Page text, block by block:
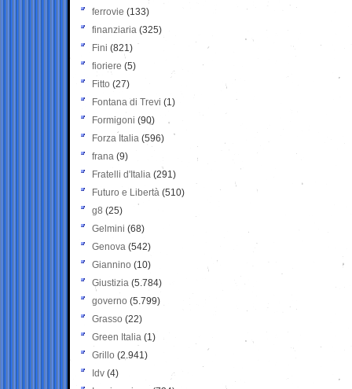
ferrovie (133)
finanziaria (325)
Fini (821)
fioriere (5)
Fitto (27)
Fontana di Trevi (1)
Formigoni (90)
Forza Italia (596)
frana (9)
Fratelli d'Italia (291)
Futuro e Libertà (510)
g8 (25)
Gelmini (68)
Genova (542)
Giannino (10)
Giustizia (5.784)
governo (5.799)
Grasso (22)
Green Italia (1)
Grillo (2.941)
Idv (4)